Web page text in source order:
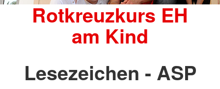
Rotkreuzkurs EH
am Kind
Lesezeichen - ASP